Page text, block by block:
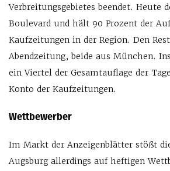
Verbreitungsgebietes beendet. Heute
Boulevard und hält 90 Prozent der
Kaufzeitungen in der Region. Den
Abendzeitung, beide aus München.
ein Viertel der Gesamtauflage der
Konto der Kaufzeitungen.
Wettbewerber
Im Markt der Anzeigenblätter stößt
Augsburg allerdings auf heftigen